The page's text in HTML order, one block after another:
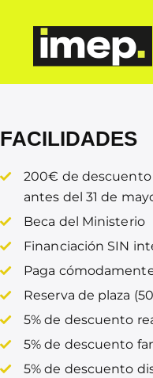
FACILIDADES
200€ de descuento
antes del 31 de
Beca del Ministerio
Financiación SIN
Paga
Reserva de plaza
5% de descuento
5% de descuento
5% de descuento